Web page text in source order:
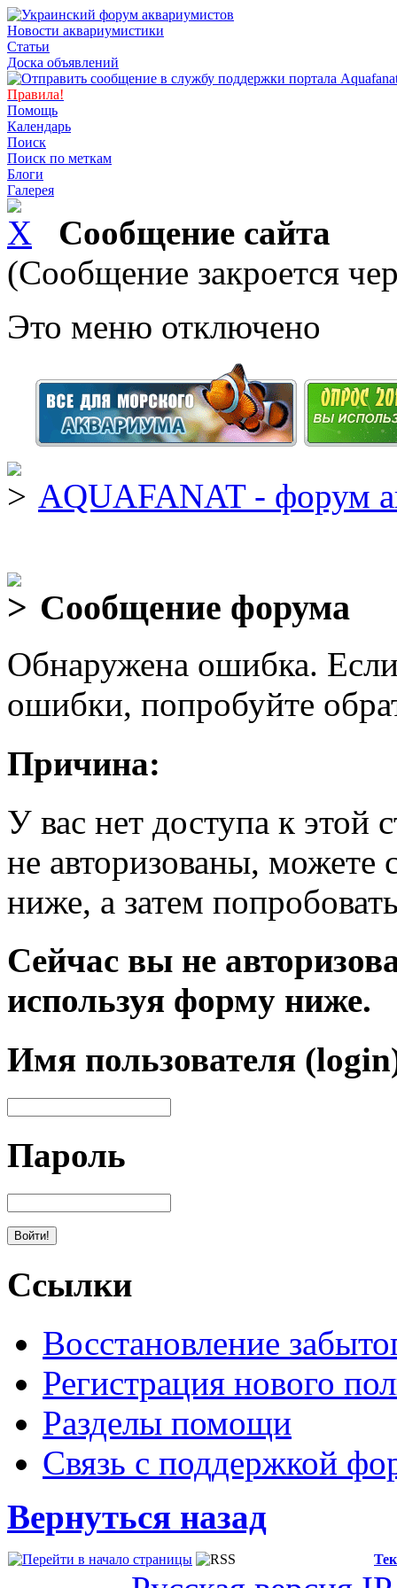
Новости аквариумистики
Статьи
Доска объявлений
Правила!
Помощь
Календарь
Поиск
Поиск по меткам
Блоги
Галерея
Сообщение сайта
(Сообщение закроется
Это меню отключено
AQUAFANAT - форум
Сообщение форума
Обнаружена ошибка.
ошибки, попробуйте
Причина:
У вас нет доступа к
не авторизованы, можете
ниже, а затем
Сейчас вы не
используя форму ниже.
Имя пользователя
Пароль
Ссылки
Восстановление
Регистрация нового
Разделы помощи
Связь с поддержкой
Вернуться назад